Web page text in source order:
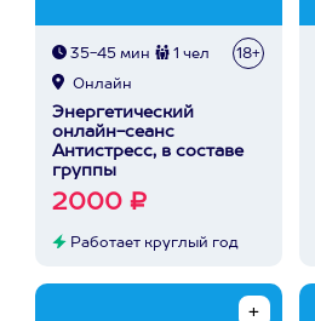
35-45 мин 1 чел 18+
Онлайн
Энергетический
онлайн-сеанс
Антистресс, в составе
группы
2000 ₽
Работает круглый год